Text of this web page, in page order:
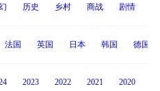
历史 乡村 商战 剧情
法国 英国 日本 韩国 德国
2023 2022 2021 2020